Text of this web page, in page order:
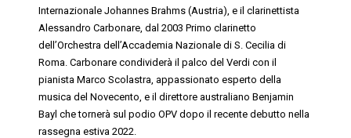
Internazionale Johannes Brahms (Austria), e ilclarinettista
Alessandro Carbonare , dal 2003 Primo clarinetto
dell’Orchestra dell’Accademia Nazionale di S. Cecilia di
Roma. Carbonare condividerà il palco del Verdi con il
pianista MarcoScolastra , appassionato esperto della
musica del Novecento, e ildirettore australiano Benjamin
Bayl che tornerà sul podio OPV dopo il recente debutto nella
rassegna estiva 2022.